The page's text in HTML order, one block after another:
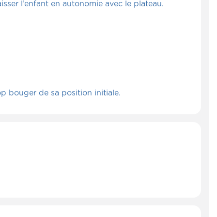
l’enfant en autonomie avec le plateau.
bouger de sa position initiale.